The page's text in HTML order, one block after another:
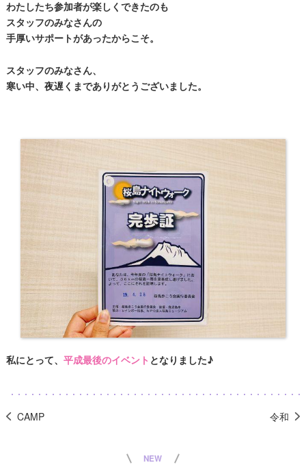
わたしたち参加者が楽しくできたのも
スタッフのみなさんの
手厚いサポートがあったからこそ。
スタッフのみなさん、
寒い中、夜遅くまでありがとうございました。
私にとって、 平成最後のイベント となりました♪
CAMP 令和
NEW